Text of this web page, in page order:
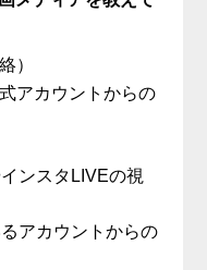
）
アカウントからの
ンスタLIVEの視
アカウントからの